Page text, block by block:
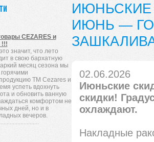
CEZARES и
!!!
значит, что лето
в свою бархатную
месяц сезона мы
TM Cezares и
успеть вдохнуть
и обновить ванную
комфортом не
дней, но и в
вечеров.
ИЮНЬСКИЕ
ИЮНЬ —
02.06.2026
Июньские
скидки!
охлаждают.
Накладные